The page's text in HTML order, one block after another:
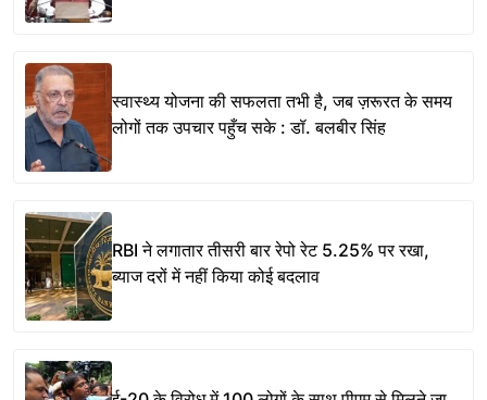
स्वास्थ्य योजना की सफलता तभी है, जब ज़रूरत के समय
लोगों तक उपचार पहुँच सके : डॉ. बलबीर सिंह
RBI ने लगातार तीसरी बार रेपो रेट 5.25% पर रखा,
ब्याज दरों में नहीं किया कोई बदलाव